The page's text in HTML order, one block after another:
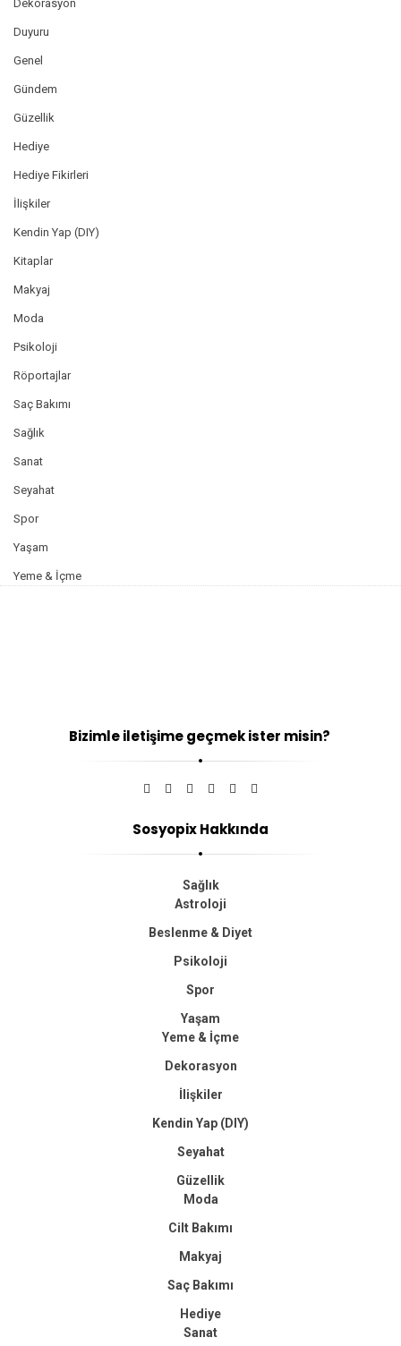
Dekorasyon
Duyuru
Genel
Gündem
Güzellik
Hediye
Hediye Fikirleri
İlişkiler
Kendin Yap (DIY)
Kitaplar
Makyaj
Moda
Psikoloji
Röportajlar
Saç Bakımı
Sağlık
Sanat
Seyahat
Spor
Yaşam
Yeme & İçme
Bizimle iletişime geçmek ister misin?
Sosyopix Hakkında
Sağlık
Astroloji
Beslenme & Diyet
Psikoloji
Spor
Yaşam
Yeme & İçme
Dekorasyon
İlişkiler
Kendin Yap (DIY)
Seyahat
Güzellik
Moda
Cilt Bakımı
Makyaj
Saç Bakımı
Hediye
Sanat